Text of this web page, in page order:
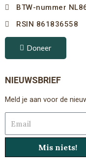
BTW-nummer
RSIN 861836558
Doneer
NIEUWSBRIEF
Meld je aan voor de
Mis niets!